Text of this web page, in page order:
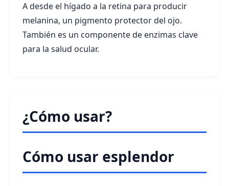
A desde el hígado a la retina para producir
melanina, un pigmento protector del ojo.
También es un componente de enzimas clave
para la salud ocular.
¿Cómo usar?
Cómo usar esplendor